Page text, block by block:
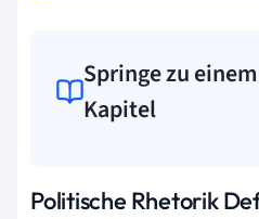
Springe zu
Kapitel
Politische Rhetorik